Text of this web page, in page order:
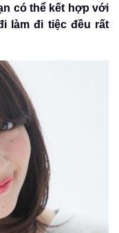
có thể kết hợp với
làm đi tiệc đều rất